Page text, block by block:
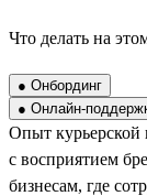
Что делать на
● Онбординг
● Онлайн-
Опыт курьерской
с восприятием
бизнесам, где